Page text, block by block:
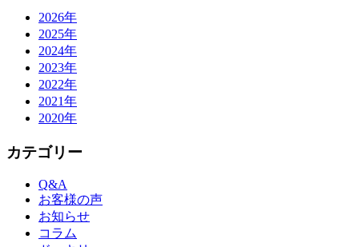
2026年
2025年
2024年
2023年
2022年
2021年
2020年
カテゴリー
Q&A
お客様の声
お知らせ
コラム